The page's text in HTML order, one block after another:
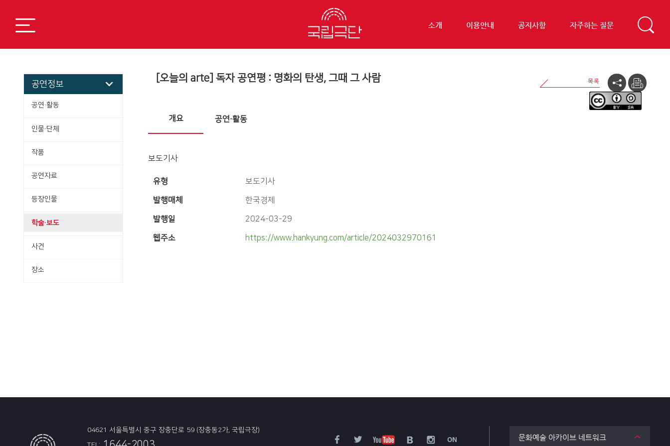
소개 이용안내 공지사항 자주하는 질문
공연정보
공연·활동
인물·단체
작품
공연자료
등장인물
학술·보도
사건
장소
[오늘의 arte] 독자 공연평 : 명화의 탄생, 그때 그 사람
개요 공연·활동
보도기사
유형 보도기사
발행매체 한국경제
발행일 2024-03-29
웹주소 https://www.hankyung.com/article/2024032970161
04621 서울특별시 중구 장충단로 59 (장충동2가, 국립극장)
문화예술 아카이브 네트워크